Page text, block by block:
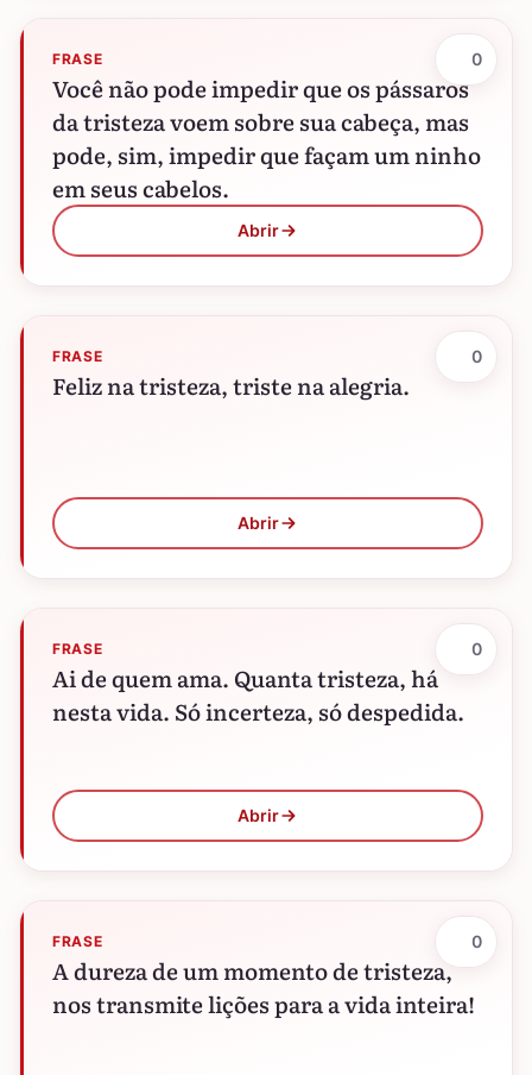
FRASE
Você não pode impedir que os pássaros
da tristeza voem sobre sua cabeça, mas
pode, sim, impedir que façam um ninho
em seus cabelos.
Abrir
0
FRASE
Feliz na tristeza, triste na alegria.
Abrir
0
FRASE
Ai de quem ama. Quanta tristeza, há
nesta vida. Só incerteza, só despedida.
Abrir
0
FRASE
A dureza de um momento de tristeza,
nos transmite lições para a vida inteira!
0